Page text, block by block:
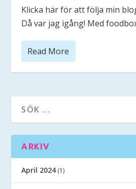
Klicka här för att följa min
Då var jag igång! Med
Read More
ARKIV
April 2024 (1)